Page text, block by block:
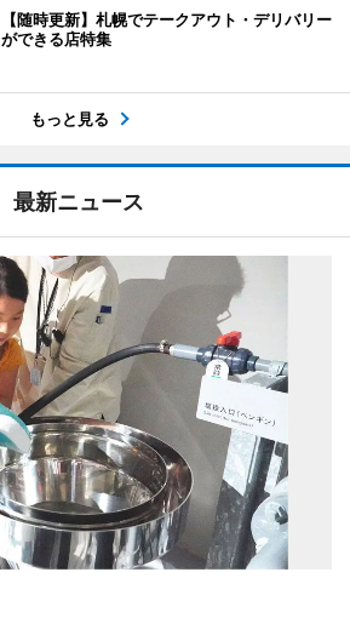
【随時更新】札幌でテークアウト・デリバリー
ができる店特集
もっと見る
最新ニュース